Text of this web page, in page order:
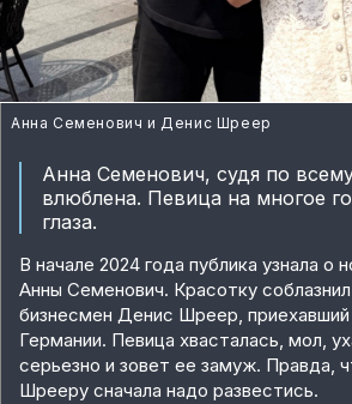
Анна Семенович и Денис Шреер
Анна Семенович, судя по
влюблена. Певица на многое
глаза.
В начале 2024 года публика узнала о
Анны Семенович. Красотку
бизнесмен Денис Шреер,
Германии. Певица хвасталась, мол,
серьезно и зовет ее замуж. Правда,
Шрееру сначала надо развестись.